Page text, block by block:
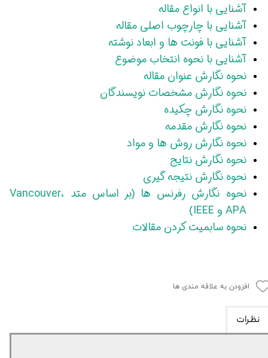
آشنایی با انواع مقاله
آشنایی با چارچوب اصلی مقاله
آشنایی با فونت ها و ابعاد نوشته
آشنایی با نحوه انتخاب موضوع
نحوه نگارش عنوان مقاله
نحوه نگارش مشخصات نویسندگان
نحوه نگارش چکیده
نحوه نگارش مقدمه
نحوه نگارش روش ها و مواد
نحوه نگارش نتایج
نحوه نگارش نتیجه گیری
نحوه نگارش رفرنس ها (بر اساس متد Vancouver،
APA و IEEE)
نحوه سابمیت کردن مقالات
افزودن به علاقه مندی ها
نظرات